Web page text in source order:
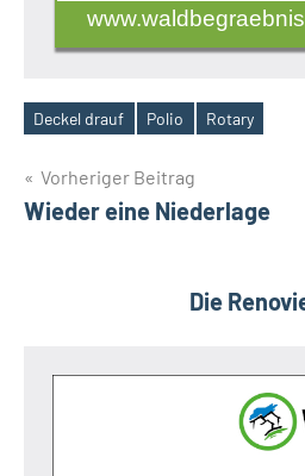
Schlagwörter
Deckel drauf Polio Rotary
Beitragsnavigation
Vorheriger Beitrag
Wieder eine Niederlage
Die